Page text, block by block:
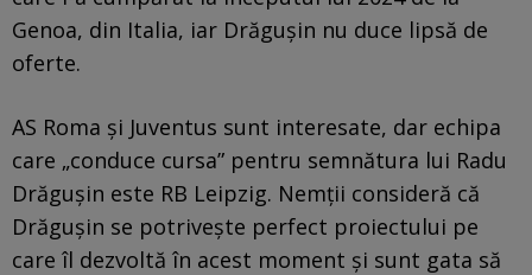
Genoa, din Italia, iar Drăgușin nu duce lipsă de
oferte.
AS Roma și Juventus sunt interesate, dar echipa
care „conduce cursa” pentru semnătura lui Radu
Drăgușin este RB Leipzig. Nemții consideră că
Drăgușin se potrivește perfect proiectului pe
care îl dezvoltă în acest moment și sunt gata să